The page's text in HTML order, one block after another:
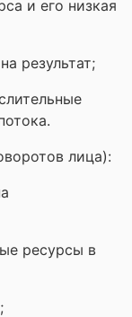
и его низкая
результат;
лица):
ресурсы в